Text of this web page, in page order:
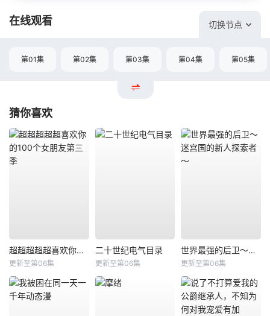
在线观看 切换节点
第01集 第02集 第03集 第04集 第05集
猜你喜欢
超超超超超喜欢你的100个女朋友第三季
更新至第06集
二十世纪电气目录
更新至第06集
世界最强的后卫～迷宫国的新人探索者～
更新至第06集